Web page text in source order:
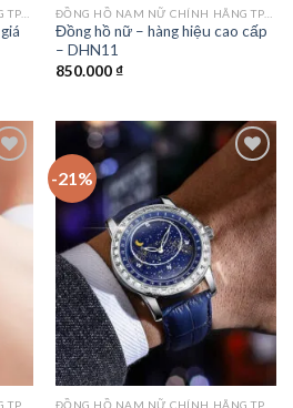
Đồng hồ nữ – hàng hiệu cao cấp
– DHN11
850.000₫
to
-21%
Add to
wishlist